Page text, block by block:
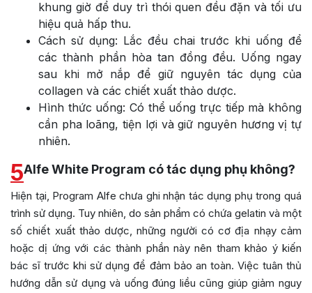
khung giờ để duy trì thói quen đều đặn và tối ưu
hiệu quả hấp thu.
Cách sử dụng: Lắc đều chai trước khi uống để
các thành phần hòa tan đồng đều. Uống ngay
sau khi mở nắp để giữ nguyên tác dụng của
collagen và các chiết xuất thảo dược.
Hình thức uống: Có thể uống trực tiếp mà không
cần pha loãng, tiện lợi và giữ nguyên hương vị tự
nhiên.
5Alfe White Program có tác dụng phụ không?
Hiện tại, Program Alfe chưa ghi nhận tác dụng phụ trong quá
trình sử dụng. Tuy nhiên, do sản phẩm có chứa gelatin và một
số chiết xuất thảo dược, những người có cơ địa nhạy cảm
hoặc dị ứng với các thành phần này nên tham khảo ý kiến
bác sĩ trước khi sử dụng để đảm bảo an toàn. Việc tuân thủ
hướng dẫn sử dụng và uống đúng liều cũng giúp giảm nguy